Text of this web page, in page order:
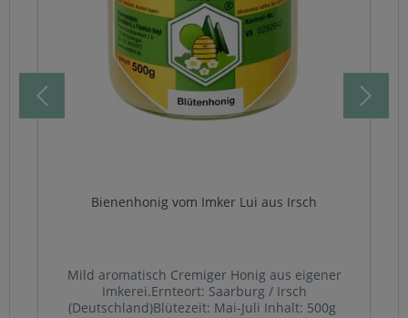
Bienenhonig vom Imker Lui aus Irsch
Mild aromatisch Cremiger Honig aus eigener
Imkerei.Ernteort: Saarburg / Irsch
(Deutschland)Blütezeit: Mai-Juli Inhalt: 500g